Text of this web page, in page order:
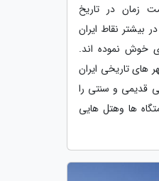
زمان در تاریخ
بیشتر نقاط ایران
خوش نموده اند.
های تاریخی ایران
قدیمی و سنتی را
ها وهتل هایی